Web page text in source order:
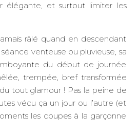
élégante, et surtout limiter les
râlé quand en descendant
séance venteuse ou pluvieuse, sa
du début de journée
trempée, bref transformée
tout glamour ! Pas la peine de
vécu ça un jour ou l’autre (et
les coupes à la garçonne